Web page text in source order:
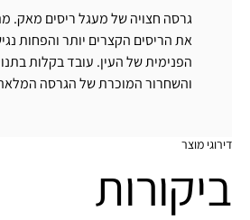
גרסה חצויה של מעגל ריסים מאק.
את הריסים הקצרים יותר והפחות
הפנימית של העין. עובד בקלות
והשחרור המוכרת של הגרסה
דירוגי מוצר
ביקורות